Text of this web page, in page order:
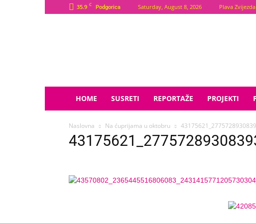
35.9 C Podgorica Saturday, August 8, 2026 Plava Zvijezda
HOME SUSRETI REPORTAŽE PROJEKTI
Naslovna Na ćuprijama u oktobru